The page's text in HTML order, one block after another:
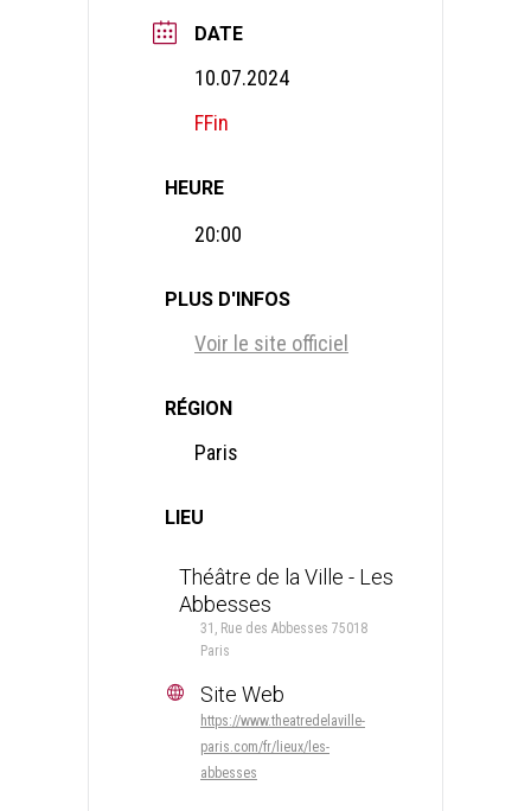
DATE
10.07.2024
FFin
HEURE
20:00
PLUS D'INFOS
Voir le site officiel
RÉGION
Paris
LIEU
Théâtre de la Ville - Les
Abbesses
31, Rue des Abbesses 75018
Paris
Site Web
https://www.theatredelaville-
paris.com/fr/lieux/les-
abbesses